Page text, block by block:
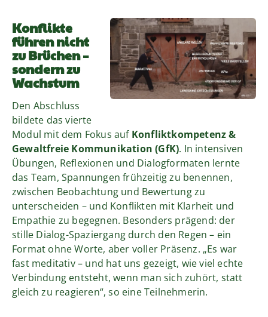
Konflikte
führen nicht
zu Brüchen –
sondern zu
Wachstum
Den Abschluss
bildete das vierte
Modul mit dem Fokus auf Konfliktkompetenz &
Gewaltfreie Kommunikation (GfK). In intensiven
Übungen, Reflexionen und Dialogformaten lernte
das Team, Spannungen frühzeitig zu benennen,
zwischen Beobachtung und Bewertung zu
unterscheiden – und Konflikten mit Klarheit und
Empathie zu begegnen. Besonders prägend: der
stille Dialog-Spaziergang durch den Regen – ein
Format ohne Worte, aber voller Präsenz. „Es war
fast meditativ – und hat uns gezeigt, wie viel echte
Verbindung entsteht, wenn man sich zuhört, statt
gleich zu reagieren“, so eine Teilnehmerin.